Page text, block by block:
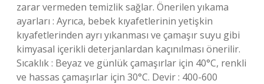
zarar vermeden temizlik sağlar. Önerilen yıkama
ayarları : Ayrıca, bebek kıyafetlerinin yetişkin
kıyafetlerinden ayrı yıkanması ve çamaşır suyu gibi
kimyasal içerikli deterjanlardan kaçınılması önerilir.
Sıcaklık : Beyaz ve günlük çamaşırlar için 40°C, renkli
ve hassas çamaşırlar için 30°C. Devir : 400-600